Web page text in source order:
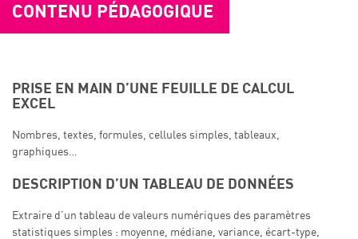
CONTENU PÉDAGOGIQUE
PRISE EN MAIN D’UNE FEUILLE DE CALCUL
EXCEL
Nombres, textes, formules, cellules simples, tableaux,
graphiques…
DESCRIPTION D’UN TABLEAU DE DONNÉES
Extraire d’un tableau de valeurs numériques des paramètres
statistiques simples : moyenne, médiane, variance, écart-type,